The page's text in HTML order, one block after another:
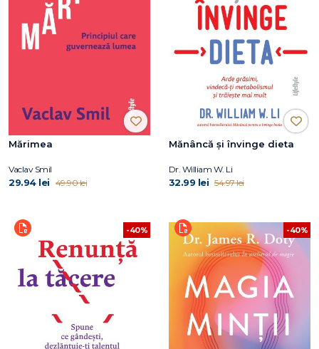
Mărimea
Vaclav Smil
29.94 lei 49.90 lei
Mănâncă și învinge dieta
Dr. William W. Li
32.99 lei 54.97 lei
-40% -40%